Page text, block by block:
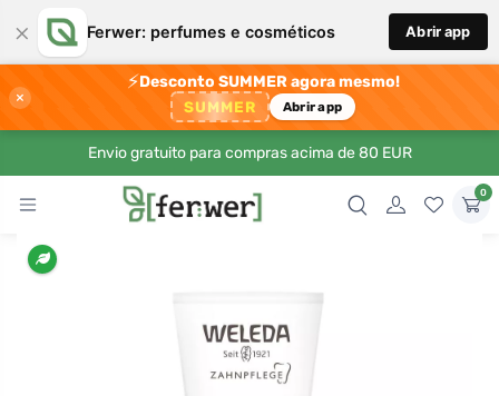
× Ferwer: perfumes e cosméticos Abrir app
×
⚡Desconto SUMMER agora mesmo!
SUMMER Abrir app
Envio gratuito para compras acima de 80 EUR
0